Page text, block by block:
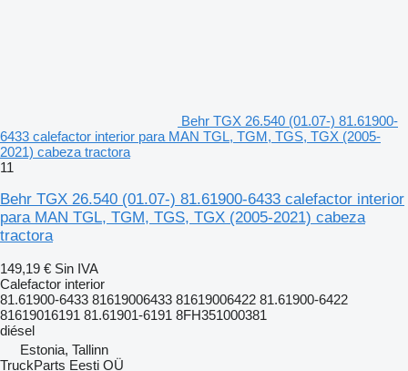
Behr TGX 26.540 (01.07-) 81.61900-
6433 calefactor interior para MAN TGL, TGM, TGS, TGX (2005-
2021) cabeza tractora
11
Behr TGX 26.540 (01.07-) 81.61900-6433 calefactor interior
para MAN TGL, TGM, TGS, TGX (2005-2021) cabeza
tractora
149,19 € Sin IVA
Calefactor interior
81.61900-6433 81619006433 81619006422 81.61900-6422
81619016191 81.61901-6191 8FH351000381
diésel
Estonia, Tallinn
TruckParts Eesti OÜ